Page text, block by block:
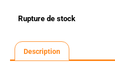
Rupture de stock
Description